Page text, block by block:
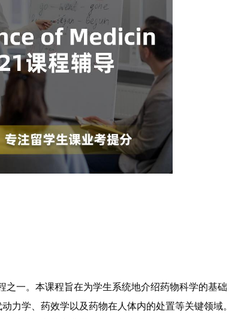
之一。本课程旨在为学生系统地介绍药物科学的基础
力学、药效学以及药物在人体内的处置等关键领域